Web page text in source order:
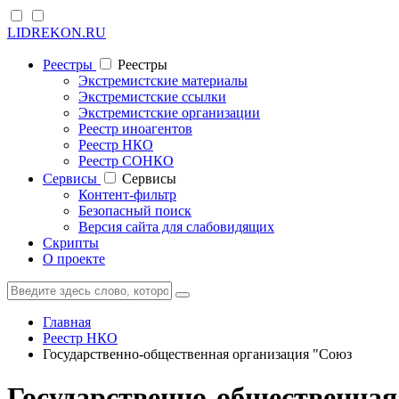
LIDREKON.RU
Реестры
Реестры
Экстремистские материалы
Экстремистские ссылки
Экстремистские организации
Реестр иноагентов
Реестр НКО
Реестр СОНКО
Cервисы
Cервисы
Контент-фильтр
Безопасный поиск
Версия сайта для слабовидящих
Скрипты
О проекте
Главная
Реестр НКО
Государственно-общественная организация "Союз